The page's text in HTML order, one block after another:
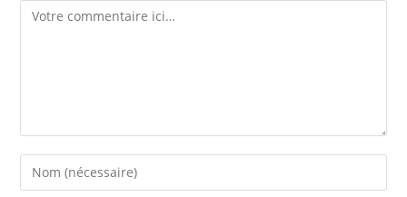
Comment
Enter
your